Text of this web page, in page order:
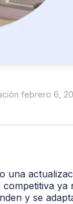
febrero 6,
una
ya
y se